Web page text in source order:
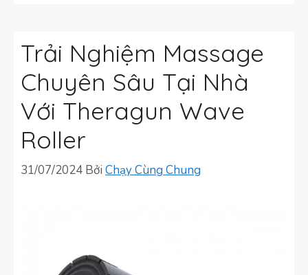
Trải Nghiệm Massage
Chuyên Sâu Tại Nhà
Với Theragun Wave
Roller
31/07/2024 Bởi Chạy Cùng Chung